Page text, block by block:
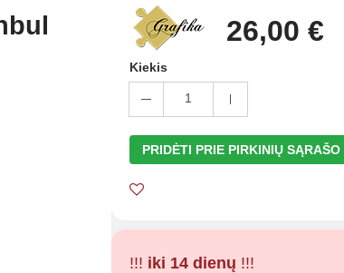
26,00 €
Kiekis
1
PRIDĖTI PRIE PIRKINIŲ SĄRAŠO
!!! iki 14 dienų !!!